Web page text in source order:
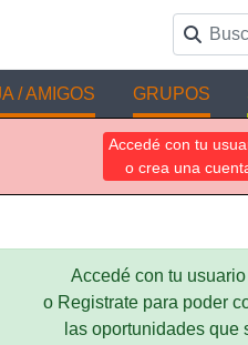
/ AMIGOS GRUPOS
Accedé con tu
o crea una
Accedé con tu
o Registrate para poder
las oportunidades que